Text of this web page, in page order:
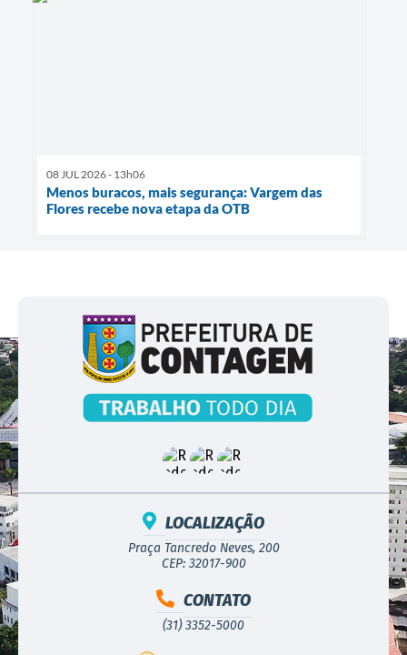
08 JUL 2026 - 13h06
Menos buracos, mais segurança: Vargem das
Flores recebe nova etapa da OTB
LOCALIZAÇÃO
Praça Tancredo Neves, 200
CEP: 32017-900
CONTATO
(31) 3352-5000